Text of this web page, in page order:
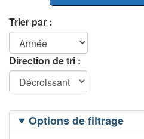
Trier par :
Direction de tri :
Filtrage
desOptions de filtrage